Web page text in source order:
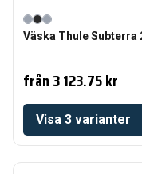
Väska Thule Subterra
från3 123.75 kr
Visa 3 varianter